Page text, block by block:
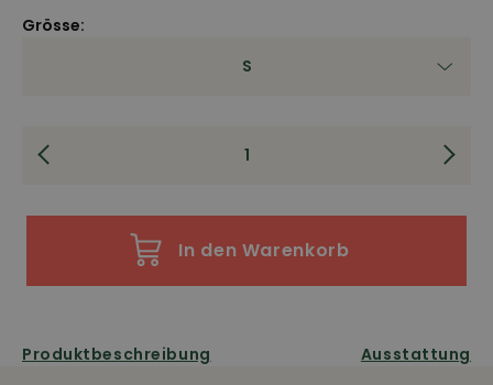
Grösse:
S
In den Warenkorb
Produktbeschreibung Ausstattung